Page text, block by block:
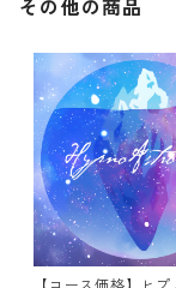
その他の商品